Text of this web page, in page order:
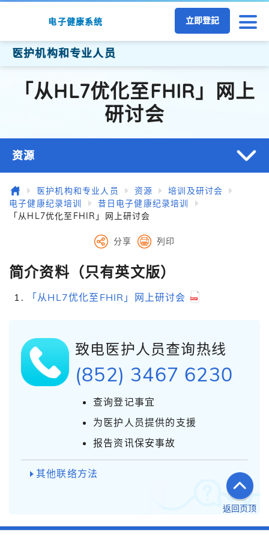
电子健康系统 立即登記
医护机构和专业人员
「从HL7优化至FHIR」网上
研讨会
资源
主页医护机构和专业人员 资源
培训及研讨会
电子健康纪录培训
昔日电子健康纪录培训
「从HL7优化至FHIR」网上研讨会
分享 列印
简介资料（只有英文版）
「从HL7优化至FHIR」网上研讨会
致电医护人员查询热线
(852) 3467 6230
查询登记事宜
为医护人员提供的支援
报告资讯保安事故
其他联络方法
返回页顶